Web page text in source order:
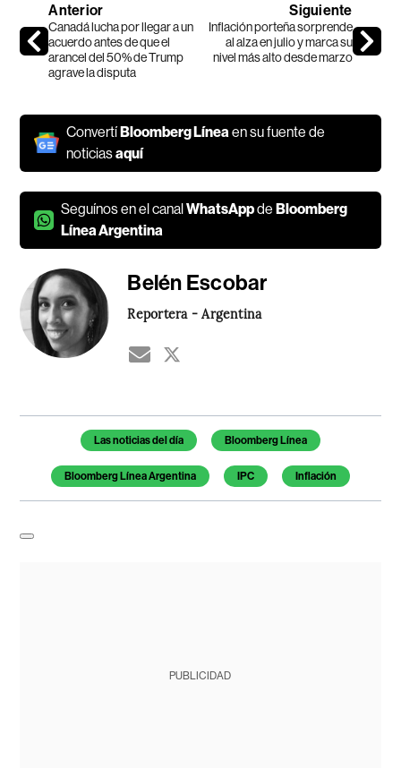
Anterior
Canadá lucha por llegar a un
acuerdo antes de que el
arancel del 50% de Trump
agrave la disputa
Siguiente
Inflación porteña sorprende
al alza en julio y marca su
nivel más alto desde marzo
ConvertíBloomberg Línea en su fuente de
noticiasaquí
Seguínos en el canalWhatsAppdeBloomberg
Línea Argentina
Belén Escobar
Reportera - Argentina
Temas de este artículo
Las noticias del día Bloomberg Línea
Bloomberg Línea Argentina IPC Inflación
PUBLICIDAD